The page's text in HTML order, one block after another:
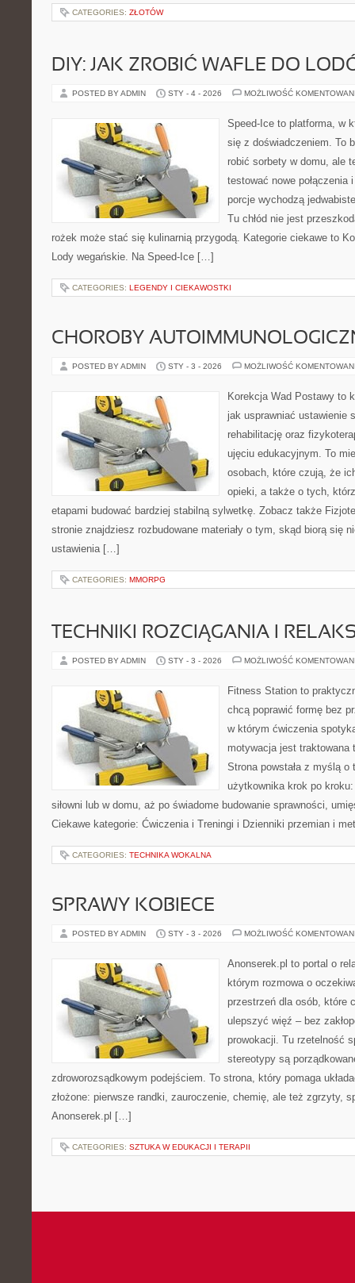
CATEGORIES: ZŁOTÓW
DIY: JAK ZROBIĆ WAFLE DO
POSTED BY ADMIN STY - 4 - 2026 MOŻLIWOŚĆ
Speed-Ice to platforma, w
się z doświadczeniem. To
robić sorbety w domu, ale
testować nowe połączenia
porcje wychodzą
Tu chłód nie jest
rożek może stać się kulinarnią przygodą. Kategorie ciekawe to
Lody wegańskie. Na Speed-Ice […]
CATEGORIES: LEGENDY I CIEKAWOSTKI
CHOROBY
POSTED BY ADMIN STY - 3 - 2026 MOŻLIWOŚĆ
Korekcja Wad Postawy to
jak usprawniać ustawienie
rehabilitację oraz
ujęciu edukacyjnym. To
osobach, które czują, że
opieki, a także o tych,
etapami budować bardziej stabilną sylwetkę. Zobacz także
stronie znajdziesz rozbudowane materiały o tym, skąd biorą się
ustawienia […]
CATEGORIES: MMORPG
TECHNIKI ROZCIĄGANIA I
POSTED BY ADMIN STY - 3 - 2026 MOŻLIWOŚĆ
Fitness Station to
chcą poprawić formę bez
w którym ćwiczenia
motywacja jest traktowana
Strona powstała z myślą o
użytkownika krok po
siłowni lub w domu, aż po świadome budowanie sprawności,
Ciekawe kategorie: Ćwiczenia i Treningi i Dzienniki przemian i
CATEGORIES: TECHNIKA WOKALNA
SPRAWY KOBIECE
POSTED BY ADMIN STY - 3 - 2026 MOŻLIWOŚĆ
Anonserek.pl to portal o
którym rozmowa o
przestrzeń dla osób, które
ulepszyć więź – bez
prowokacji. Tu rzetelność
stereotypy są
zdroworozsądkowym podejściem. To strona, który pomaga
złożone: pierwsze randki, zauroczenie, chemię, ale też zgrzyty,
Anonserek.pl […]
CATEGORIES: SZTUKA W EDUKACJI I TERAPII